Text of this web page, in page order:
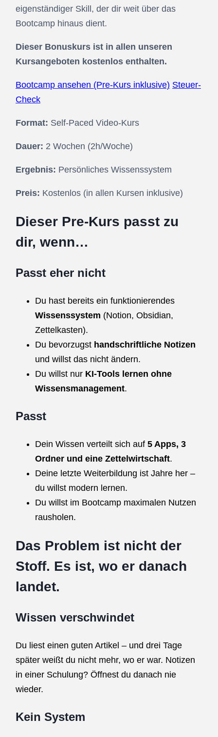
eigenständiger Skill, der dir weit über das
Bootcamp hinaus dient.
Dieser Bonuskurs ist in allen unseren
Kursangeboten kostenlos enthalten.
Bootcamp ansehen (Pre-Kurs inklusive) Steuer-
Check
Format: Self-Paced Video-Kurs
Dauer: 2 Wochen (2h/Woche)
Ergebnis: Persönliches Wissenssystem
Preis: Kostenlos (in allen Kursen inklusive)
Dieser Pre-Kurs passt zu
dir, wenn…
Passt eher nicht
Du hast bereits ein funktionierendes
Wissenssystem (Notion, Obsidian,
Zettelkasten).
Du bevorzugst handschriftliche Notizen
und willst das nicht ändern.
Du willst nur KI-Tools lernen ohne
Wissensmanagement.
Passt
Dein Wissen verteilt sich auf 5 Apps, 3
Ordner und eine Zettelwirtschaft.
Deine letzte Weiterbildung ist Jahre her –
du willst modern lernen.
Du willst im Bootcamp maximalen Nutzen
rausholen.
Das Problem ist nicht der
Stoff. Es ist, wo er danach
landet.
Wissen verschwindet
Du liest einen guten Artikel – und drei Tage
später weißt du nicht mehr, wo er war. Notizen
in einer Schulung? Öffnest du danach nie
wieder.
Kein System